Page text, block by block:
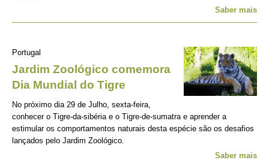
Saber mais
Portugal
Jardim Zoológico comemora
Dia Mundial do Tigre
No próximo dia 29 de Julho, sexta-feira,
conhecer o Tigre-da-sibéria e o Tigre-de-sumatra e aprender a
estimular os comportamentos naturais desta espécie são os desafios
lançados pelo Jardim Zoológico.
Saber mais